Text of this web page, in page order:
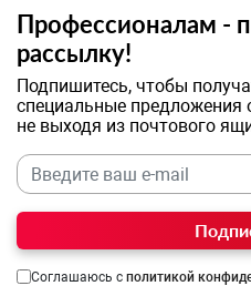
Профессионалам -
рассылку!
Подпишитесь, чтобы
специальные предложения
не выходя из почтового
Соглашаюсь с политикой